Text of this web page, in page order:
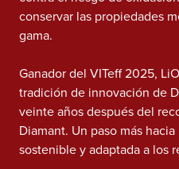
conservar las propiedades
gama.
Ganador del VITeff 2025,
tradición de innovación de
veinte años después del
Diamant. Un paso más
sostenible y adaptada a los